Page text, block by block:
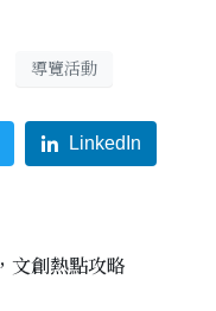
導覽活動
LinkedIn
文創熱點攻略